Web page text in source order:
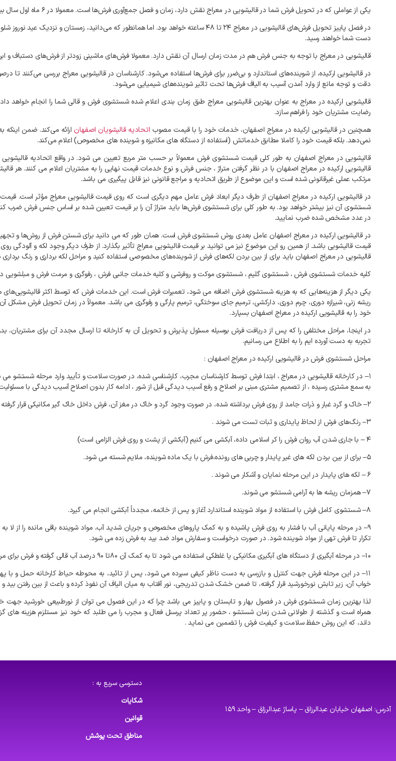
یکی از عواملی که در تحویل فرش شما در قالیشویی در معراج نقش دارد، زمان و فصل جمع‌آوری فرش‌ها است. معمولا در ۶ ماه اول سال
در فصل پاییز تحویل فرش‌های قالیشویی در معراج ۲۴تا ۴۸ساعته خواهد بود. اماهمانطور که می‌دانید، زمستان و نزدیک عید نوروز
دست شماخواهند رسید.
قالیشویی در معراج باتوجه به جنس فرش هم در مدت زمان ارسال آن نقش دارد. معمولا فرش‌های ماشینی زودتر از فرش‌های دستباف و
در قالیشویی ارکیده، از شوینده‌های استاندارد و بی‌ضرر برای فرش‌ها استفاده می‌شود.کارشناسان در قالیشویی معراج بررسی می‌کنند تا
دقت و توجه مانع از وارد آمدن آسیب به الیاف فرش‌هاتحت تاثیر شوینده‌های شیمیایی می‌شود.
قالیشویی ارکیده در معراج به عنوان بهترین قالیشویی معراج طبق زمان بندی اعلام شده شستشوی فرش و قالی شما را انجام خواهد داد
رضایت مشتریان خود رافراهمسازد.
همچنین در قالیشویی ارکیده در معراج اصفهان، خدمات خود را با قیمت مصوب اتحادیه قالیشویان اصفهان ارائه می‌کند. ضمن اینکه
نمی‌دهد. بلکه قیمت خود راکاملا مطابق خدماتش (استفاده از دستگاه های مکانیزه و شوینده‌ های مخصوص)اعلام می‌کند.
قالیشویی در معراج اصفهان به طور کلی قیمت شستشوی فرش معمولاً بر حسب متر مربع تعیین می شود. در واقع اتحادیه قالیشویی
قالیشویی ارکیده در معراج اصفهان با در نظر گرفتن متراژ ، جنس فرش و نوع خدمات قیمت نهایی را به مشتریان اعلام می کنند.هر
مرتکب عملی غیرقانونی شده است و این موضوع از طریق اتحادیه و مراجع قانونی نیز قابل پیگیری می باشد.
در قالیشویی ارکیده در معراج اصفهان از طرف دیگر ابعاد فرش عامل مهم دیگری است که روی قیمت قالیشویی معراج مؤثر است. قیمت
شستشوی آن نیز بیشتر خواهد بود. به طور کلی برای شستشوی فرش‌ها باید متراژآن را بر قیمت تعیین شده بر اساس جنس فرش ضرب
در عدد مشخص شده ضرب نمایید.
در قالیشویی ارکیده در معراج اصفهان عامل بعدی روش شستشوی فرش است. همان طور که می دانید برای شستن فرش از روش‌هاو
قیمت قالیشویی باشد. از همین رو این موضوع نیز می توانید بر قیمت قالیشویی معراج تأثیر بگذارد. از طرف دیگر وجود لکه و آلودگی روی
قالیشویی در معراج اصفهان باید برای از بین بردن لکه‌های فرش از شوینده‌های مخصوصی استفاده کنیدو مراحل لکه برداری و رنگ برداری
کلیه خدمات شستشوی فرش ، شستشوی گلیم ، شستشوی موکت و روفرشی و کلیه خدمات جانبی فرش ، رفوگری و مرمت فرش و مبلشویی
یکی دیگر از هزینه‌هایی که به هزینه شستشوی فرش اضافه می شود، تعمیرات فرش است. این خدمات فرش که توسط اکثر قالیشویی‌های
ریشه زنی، شیرازه دوری، چرم دوری، دارکشی، ترمیمجای سوختگی، ترمیم پارگی و رفوگری می باشد. معمولاً در زمان تحویل فرش مشکل آن
خود را به قالیشویی ارکیده در معراج اصفهان بسپارد.
در اینجا، مراحل مختلفی را که پس از دریافت فرش بوسیله مسئول پذیرش و تحویل آن به کارخانه تا ارسال مجدد آن برای مشتریان،
تجربه به دست آورده ایم رابه اطلاع می رسانیم.
مراحل شستشوی فرش در قالیشویی ارکیده در معراج اصفهان :
۱– در کارخانه قالیشویی در معراج ، ابتدافرش توسطکارشناسان مجرب، کارشناسی شده، در صورت سلامت و تأییدوارد مرحله شستشو می
به سمع مشتری رسیده ، از تصمیم مشتری مبنی بر اصلاح و رفع آسیب دیدگی قبل از شور ، ادامه کار بدون اصلاح آسیب دیدگی با
۲–خاک و گرد غبار و ذرات جامد از روی فرش برداشته شده، در صورت وجود گرد و خاک در مغز آن، فرش داخل خاک گیر مکانیکی قرار گرفته
۳–رنگ‌های فرش از لحاظ پایداری و ثبات تست می شوند .
۴– باجاری شدن آب روان فرش راکر اسلامی داده، آبکشی می کنیم(آبکشی از پشت و روی فرش الزامی است)
۵–برای از بین بردن لکه های غیر پایدار و چربی های رونده،فرش با یک ماده شوینده، ملایمشسته می شود.
۶– لکه های پایدار در این مرحله نمایان و آشکار می شوند.
۷–همزمان ریشه ها به آرامی شستشو می شوند.
۸–شستشوی کامل فرش با استفاده از مواد شوینده استاندارد آغاز و پس از خاتمه، مجدداً آبکشی انجام می گیرد.
۹– در مرحله پایانی آب با فشار به روی فرش پاشیده و به کمک پاروهای مخصوص و جریان شدید آب، مواد شوینده باقی مانده را از لا به
تکرار تافرش تهی از مواد شوینده شود. در صورت درخواست و سفارش مواد ضد بید به فرش زده می شود.
۱۰– در مرحله آبگیری از دستگاه های آبگیری مکانیکی یا غلطکی استفاده می شود تا به کمک آن ۸۰تا ۹۰ درصدآب قالی گرفته و فرش برای
۱۱– در این مرحله فرش جهت کنترل و بازرسی به دست ناظر کیفی سپرده می شود، پس از تائید، به محوطه حیاط کارخانه حمل و با
خواب آن، زیر تابش نورخورشید قرار گرفته، تا ضمن خشک شدن تدریجی، نور آفتاب به میان الیاف آن نفوذ کرده و باعث از بین رفتن بیدو
لذا بهترین زمان شستشوی فرش در فصول بهار و تابستان و پاییز می باشد چرا که در این فصول می توان از نورطبیعی خورشید جهت
همراه است و گذشته از طولانی شدن زمان شستشو ، حضور پر تعداد پرسنل فعال و مجرب را می طلبد که خود نیز مستلزم هزینه های
داند، که این روش حفظسلامت و کیفیت فرش راتضمین می نماید.
آدرس: اصفهان خیابان عبدالرزاق – پاساژ عبدالرزاق – واحد ۱۵۹
دسترسی سریع به :
شکایات
قوانین
مناطق تحت پوشش